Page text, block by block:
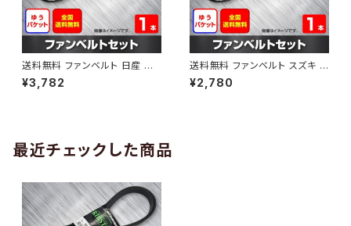
送料無料 ファンベルト 日産 キ
ューブ 型式Z12 H20.11～H24.
10 （国内トップメーカー） 1本 H
¥3,782
送料無料 ファンベルト スズキ ワ
ゴンR 型式MH34S H24.09～
H29.02 （国内トップメーカー）
¥2,780
最近チェックした商品